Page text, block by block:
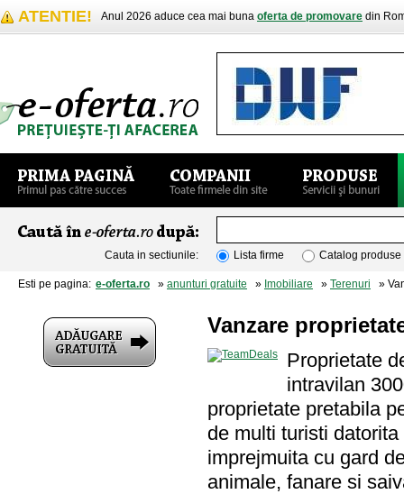
ATENTIE! Anul 2026 aduce cea mai buna oferta de promovare din
Cauta in sectiunile: Lista firme Catalog produse
Esti pe pagina: e-oferta.ro » anunturi gratuite » Imobiliare » Terenuri »
Vanzare
Proprietate
intravilan
proprietate pretabila
de multi turisti
imprejmuita cu gard
animale, fanare si